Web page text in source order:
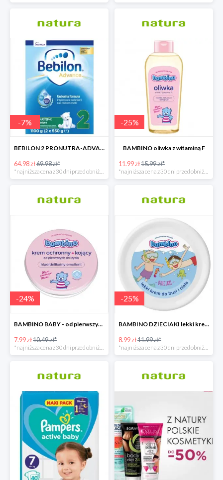
-7%
BEBILON 2 PRONUTRA-ADVANCE mleko następne po 6. miesiącu 1100 G
64.98 zł69.98 zł*
-25%
BAMBINO oliwka z witaminą F
11.99 zł15.99 zł*
-24%
BAMBINO BABY - od pierwszych dni życia
7.99 zł10.49 zł*
-25%
BAMBINO DZIECIAKI lekki krem do buzi i ciała
8.99 zł11.99 zł*